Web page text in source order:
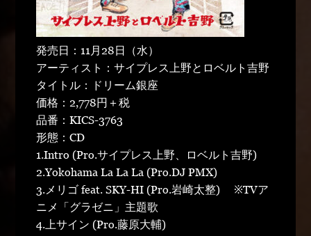
発売日：11月28日（水）
アーティスト：サイプレス上野とロベルト吉野
タイトル：ドリーム銀座
価格：2,778円＋税
品番：KICS-3763
形態：CD
1.Intro (Pro.サイプレス上野、ロベルト吉野)
2.Yokohama La La La (Pro.DJ PMX)
3.メリゴ feat. SKY-HI (Pro.岩崎太整) ※TVア
ニメ「グラゼニ」主題歌
4.上サイン (Pro.藤原大輔)